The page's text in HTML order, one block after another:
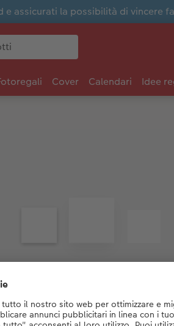
e assicurati la possibilità di vincere
Cover Calendari Idee